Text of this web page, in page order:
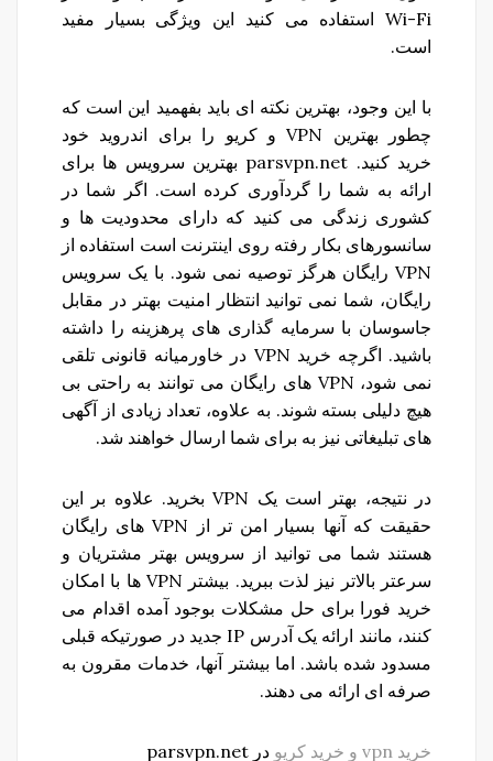
Wi-Fi استفاده می کنید این ویژگی بسیار مفید
است.
با این وجود، بهترین نکته ای باید بفهمید این است که
چطور بهترین VPN و کریو را برای اندروید خود
خرید کنید. parsvpn.net بهترین سرویس ها برای
ارائه به شما را گردآوری کرده است. اگر شما در
کشوری زندگی می کنید که دارای محدودیت ها و
سانسورهای بکار رفته روی اینترنت است استفاده از
VPN رایگان هرگز توصیه نمی شود. با یک سرویس
رایگان، شما نمی توانید انتظار امنیت بهتر در مقابل
جاسوسان با سرمایه گذاری های پرهزینه را داشته
باشید. اگرچه خرید VPN در خاورمیانه قانونی تلقی
نمی شود، VPN های رایگان می توانند به راحتی بی
هیچ دلیلی بسته شوند. به علاوه، تعداد زیادی از آگهی
های تبلیغاتی نیز به برای شما ارسال خواهند شد.
در نتیجه، بهتر است یک VPN بخرید. علاوه بر این
حقیقت که آنها بسیار امن تر از VPN های رایگان
هستند شما می توانید از سرویس بهتر مشتریان و
سرعتر بالاتر نیز لذت ببرید. بیشتر VPN ها با امکان
خرید فورا برای حل مشکلات بوجود آمده اقدام می
کنند، مانند ارائه یک آدرس IP جدید در صورتیکه قبلی
مسدود شده باشد. اما بیشتر آنها، خدمات مقرون به
صرفه ای ارائه می دهند.
خرید vpn و خرید کریو در parsvpn.net